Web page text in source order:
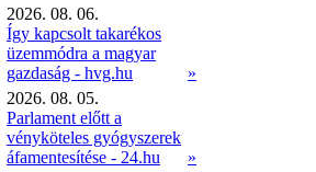
2026. 08. 06.
Így kapcsolt takarékos
üzemmódra a magyar
gazdaság - hvg.hu
»
2026. 08. 05.
Parlament előtt a
vényköteles gyógyszerek
áfamentesítése - 24.hu
»